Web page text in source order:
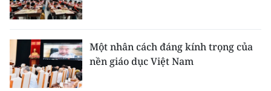
Một nhân cách đáng kính trọng của
nền giáo dục Việt Nam